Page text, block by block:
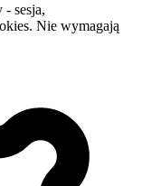
- sesja,
Nie wymagają